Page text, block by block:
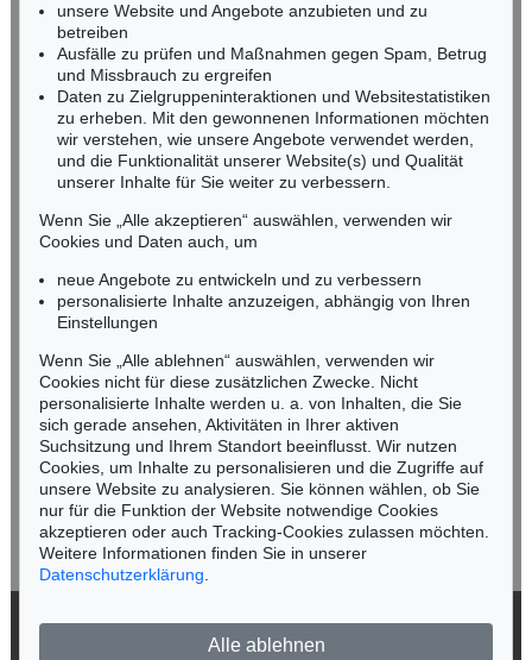
Miriam Heß
Tel.: +49 (0)62 21 58 80-038
Fax: +49 (0)62 21 58 80-595
infoheidelberg@kettererkunst.de
NORDDEUTSCHLAND
Nico Kassel, M.A.
Mobil: +49 (0)171 8618661
n.kassel@kettererkunst.de
Keine Auktion mehr verpassen!
Wir informieren Sie rechtzeitig.
Jetzt zum Newsletter anmelden >
unsere Website und Angebote anzubieten und zu
betreiben
Ausfälle zu prüfen und Maßnahmen gegen Spam, Betrug
und Missbrauch zu ergreifen
Daten zu Zielgruppeninteraktionen und Websitestatistiken
zu erheben. Mit den gewonnenen Informationen möchten
wir verstehen, wie unsere Angebote verwendet werden,
und die Funktionalität unserer Website(s) und Qualität
unserer Inhalte für Sie weiter zu verbessern.
Wenn Sie „Alle akzeptieren“ auswählen, verwenden wir
Cookies und Daten auch, um
neue Angebote zu entwickeln und zu verbessern
personalisierte Inhalte anzuzeigen, abhängig von Ihren
Einstellungen
Wenn Sie „Alle ablehnen“ auswählen, verwenden wir
Cookies nicht für diese zusätzlichen Zwecke. Nicht
personalisierte Inhalte werden u. a. von Inhalten, die Sie
sich gerade ansehen, Aktivitäten in Ihrer aktiven
Suchsitzung und Ihrem Standort beeinflusst. Wir nutzen
Cookies, um Inhalte zu personalisieren und die Zugriffe auf
unsere Website zu analysieren. Sie können wählen, ob Sie
nur für die Funktion der Website notwendige Cookies
akzeptieren oder auch Tracking-Cookies zulassen möchten.
Weitere Informationen finden Sie in unserer
Datenschutzerklärung
Alle ablehnen